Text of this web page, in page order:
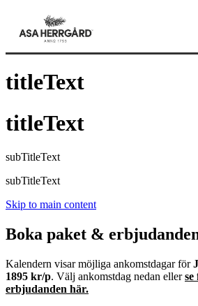
Svenska
titleText
titleText
subTitleText
subTitleText
Skip to main content
Boka paket &
Kalendern visar möjliga ankomstdagar för
1895 kr/p. Välj ankomstdag nedan ellerse
erbjudanden här.